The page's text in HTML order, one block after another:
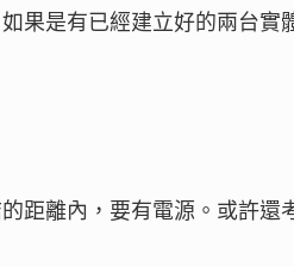
果是有已經建立好的兩台實
距離內，要有電源。或許還